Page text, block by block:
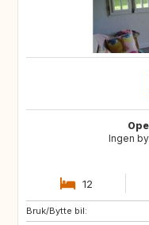
Ingen
12
Bruk/Bytte bil:
GR